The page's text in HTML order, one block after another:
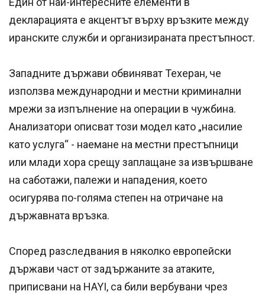
декларацията е акцентът върху връзките между
иранските служби и организираната престъпност.
Западните държави обвиняват Техеран, че
използва международни и местни криминални
мрежи за изпълнение на операции в чужбина.
Анализатори описват този модел като „насилие
като услуга“ - наемане на местни престъпници
или млади хора срещу заплащане за извършване
на саботажи, палежи и нападения, което
осигурява по-голяма степен на отричане на
държавната връзка.
Според разследвания в няколко европейски
държави част от задържаните за атаките,
приписвани на HAYI, са били вербувани чрез